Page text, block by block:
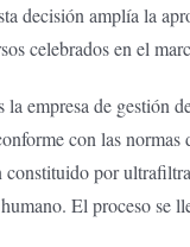
decisión amplía la
celebrados en el
la empresa de gestión
con las
constituido por
El proceso se